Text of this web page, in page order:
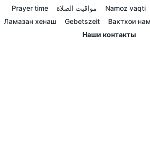
Prayer time مواقيت الصلاة Namoz vaqti
Ламазан хенаш
Gebetszeit Вактхои
Наши контакты